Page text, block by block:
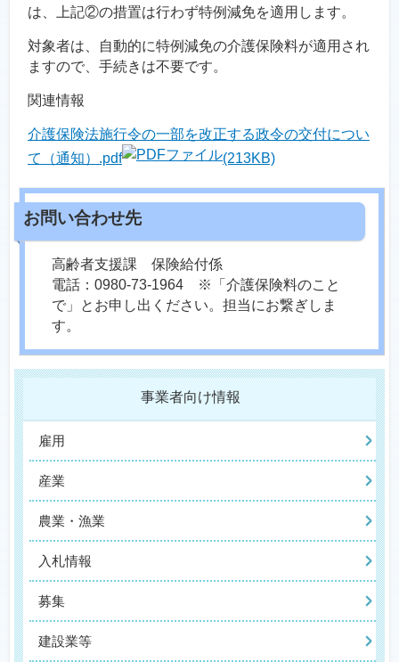
は、上記②の措置は行わず特例減免を適用します。
対象者は、自動的に特例減免の介護保険料が適用され
ますので、手続きは不要です。
関連情報
介護保険法施行令の一部を改正する政令の交付につい
て（通知）.pdf
(213KB)
高齢者支援課 保険給付係
電話：0980-73-1964 ※「介護保険料のこと
で」とお申し出ください。担当にお繋ぎしま
す。
事業者向け情報
雇用
産業
農業・漁業
入札情報
募集
建設業等